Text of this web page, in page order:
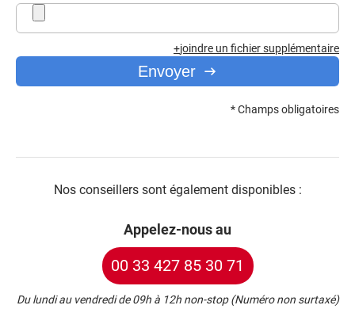
joindre un fichier supplémentaire
Envoyer
* Champs obligatoires
Nos conseillers sont également disponibles :
Appelez-nous au
00 33 427 85 30 71
Du lundi au vendredi de 09h à 12h non-stop (Numéro non surtaxé)